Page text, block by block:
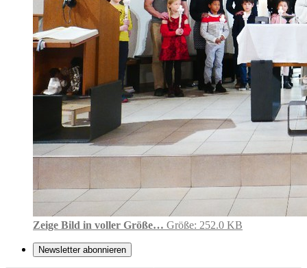
Zeige Bild in voller Größe… Größe: 252.0 KB
Newsletter abonnieren